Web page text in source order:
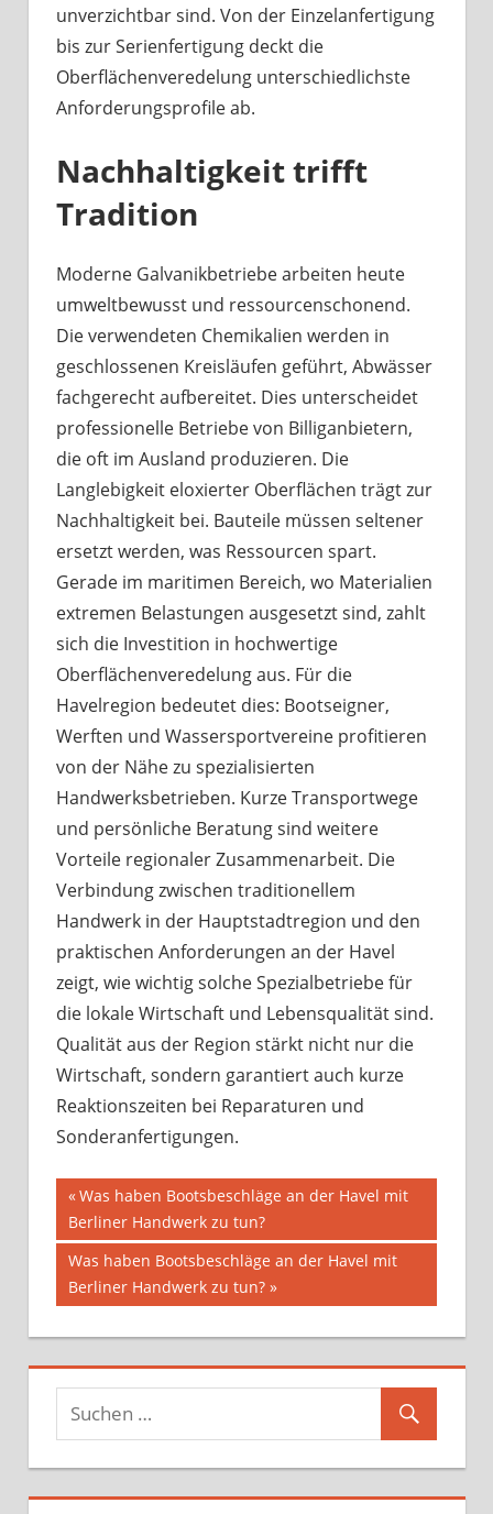
unverzichtbar sind. Von der Einzelanfertigung
bis zur Serienfertigung deckt die
Oberflächenveredelung unterschiedlichste
Anforderungsprofile ab.
Nachhaltigkeit trifft
Tradition
Moderne Galvanikbetriebe arbeiten heute
umweltbewusst und ressourcenschonend.
Die verwendeten Chemikalien werden in
geschlossenen Kreisläufen geführt, Abwässer
fachgerecht aufbereitet. Dies unterscheidet
professionelle Betriebe von Billiganbietern,
die oft im Ausland produzieren. Die
Langlebigkeit eloxierter Oberflächen trägt zur
Nachhaltigkeit bei. Bauteile müssen seltener
ersetzt werden, was Ressourcen spart.
Gerade im maritimen Bereich, wo Materialien
extremen Belastungen ausgesetzt sind, zahlt
sich die Investition in hochwertige
Oberflächenveredelung aus. Für die
Havelregion bedeutet dies: Bootseigner,
Werften und Wassersportvereine profitieren
von der Nähe zu spezialisierten
Handwerksbetrieben. Kurze Transportwege
und persönliche Beratung sind weitere
Vorteile regionaler Zusammenarbeit. Die
Verbindung zwischen traditionellem
Handwerk in der Hauptstadtregion und den
praktischen Anforderungen an der Havel
zeigt, wie wichtig solche Spezialbetriebe für
die lokale Wirtschaft und Lebensqualität sind.
Qualität aus der Region stärkt nicht nur die
Wirtschaft, sondern garantiert auch kurze
Reaktionszeiten bei Reparaturen und
Sonderanfertigungen.
Beitragsnavigation
Vorheriger
Beitrag:
Was haben Bootsbeschläge an der Havel mit
Berliner Handwerk zu tun?
Nächster
Beitrag:
Was haben Bootsbeschläge an der Havel mit
Berliner Handwerk zu tun?